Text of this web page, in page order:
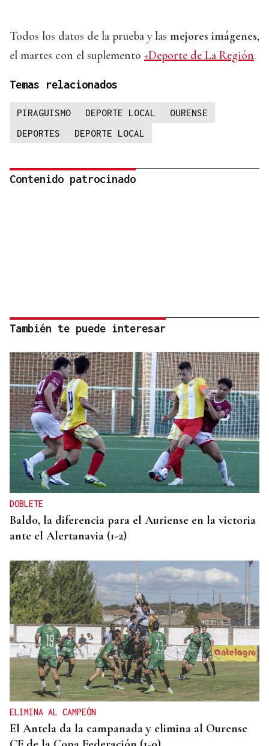
Todos los datos de la prueba y las mejores imágenes,
el martes con el suplemento +Deporte de La Región.
Temas relacionados
PIRAGUISMO DEPORTE LOCAL
OURENSE
DEPORTES
DEPORTE LOCAL
Contenido patrocinado
También te puede interesar
DOBLETE
Baldo, la diferencia para el Auriense en la victoria
ante el Alertanavia (1-2)
ELIMINA AL CAMPEÓN
El Antela da la campanada y elimina al Ourense